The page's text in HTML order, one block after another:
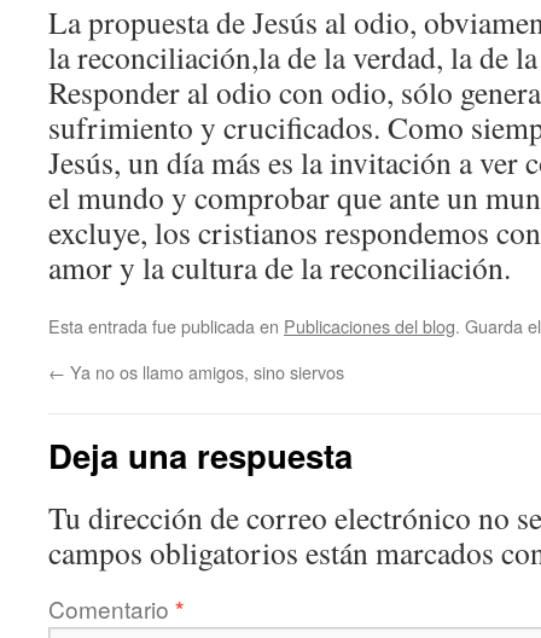
La propuesta de Jesús al odio,
la reconciliación,la de la verdad, la de
Responder al odio con odio, sólo
sufrimiento y crucificados. Como
Jesús, un día más es la invitación a ver
el mundo y comprobar que ante un
excluye, los cristianos respondemos
amor y la cultura de la reconciliación.
Esta entrada fue publicada en Publicaciones del blog. Guarda
← Ya no os llamo amigos, sino siervos
Deja una respuesta
Tu dirección de correo electrónico no
campos obligatorios están marcados
Comentario *